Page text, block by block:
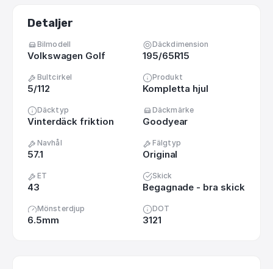
Detaljer
Bilmodell
Volkswagen Golf
Däckdimension
195/65R15
Bultcirkel
5/112
Produkt
Kompletta hjul
Däcktyp
Vinterdäck friktion
Däckmärke
Goodyear
Navhål
57.1
Fälgtyp
Original
ET
43
Skick
Begagnade - bra skick
Mönsterdjup
6.5mm
DOT
3121